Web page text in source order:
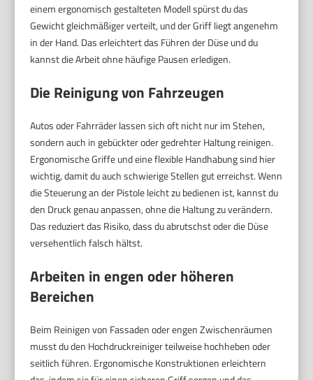
einem ergonomisch gestalteten Modell spürst du das
Gewicht gleichmäßiger verteilt, und der Griff liegt angenehm
in der Hand. Das erleichtert das Führen der Düse und du
kannst die Arbeit ohne häufige Pausen erledigen.
Die Reinigung von Fahrzeugen
Autos oder Fahrräder lassen sich oft nicht nur im Stehen,
sondern auch in gebückter oder gedrehter Haltung reinigen.
Ergonomische Griffe und eine flexible Handhabung sind hier
wichtig, damit du auch schwierige Stellen gut erreichst. Wenn
die Steuerung an der Pistole leicht zu bedienen ist, kannst du
den Druck genau anpassen, ohne die Haltung zu verändern.
Das reduziert das Risiko, dass du abrutschst oder die Düse
versehentlich falsch hältst.
Arbeiten in engen oder höheren
Bereichen
Beim Reinigen von Fassaden oder engen Zwischenräumen
musst du den Hochdruckreiniger teilweise hochheben oder
seitlich führen. Ergonomische Konstruktionen erleichtern